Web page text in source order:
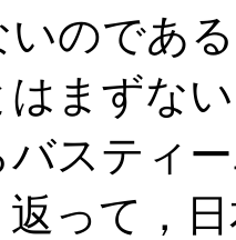
のであ
まずな
バスティ
って，